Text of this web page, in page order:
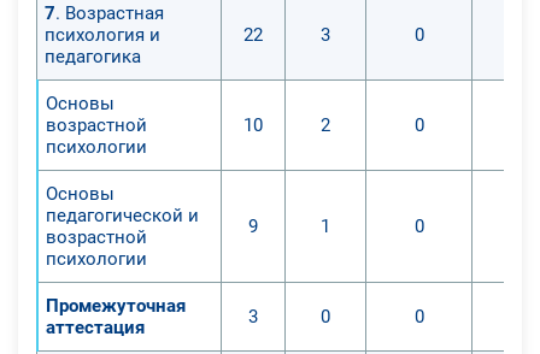
7. Возрастная
психология и
педагогика
22 3 0
Основы
возрастной
психологии
10 2 0
Основы
педагогической и
возрастной
психологии
9 1 0
Промежуточная
аттестация
3 0 0